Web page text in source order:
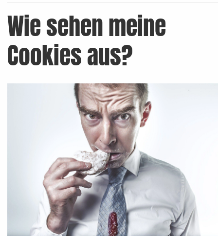
Wie sehen meine
Cookies aus?